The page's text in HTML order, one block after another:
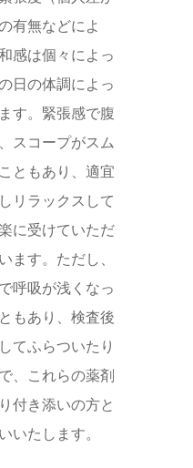
有無などによ
感は個々によっ
日の体調によっ
す。緊張感で腹
スコープがスム
ともあり、適宜
リラックスして
に受けていただ
ます。ただし、
呼吸が浅くなっ
もあり、検査後
てふらついたり
、これらの薬剤
付き添いの方と
いたします。